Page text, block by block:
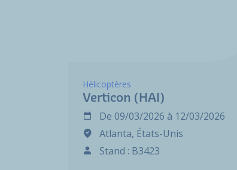
Hélicoptères
Verticon (HAI)
De 09/03/2026 à 12/03/2026
Atlanta, États-Unis
Stand : B3423